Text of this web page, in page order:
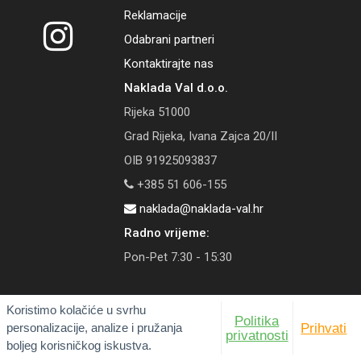
Koristimo kolačiće u svrhu
personalizacije, analize i pružanja
boljeg korisničkog iskustva.
Politika
privatnosti
Prihvati
Reklamacije
Odabrani partneri
Kontaktirajte nas
Naklada Val d.o.o.
Rijeka 51000
Grad Rijeka, Ivana Zajca 20/II
OIB 91925093837
+385 51 606-155
naklada@naklada-val.hr
Radno vrijeme:
Pon-Pet 7:30 - 15:30
© 2026 Naklada Val | Tečaj konverzije: 1 EUR = 7,53450 HRK